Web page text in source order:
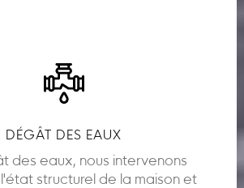
DÉGÂT DES EAUX
des eaux, nous intervenons
structurel de la maison et